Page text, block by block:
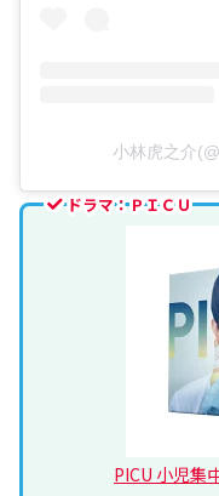
小林虎之介
ドラマ：ＰＩＣＵ
PICU 小児集